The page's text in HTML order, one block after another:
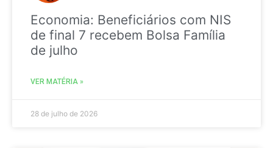
Economia: Beneficiários com NIS
de final 7 recebem Bolsa Família
de julho
VER MATÉRIA »
28 de julho de 2026